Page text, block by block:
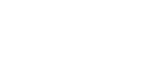
Abgabe eines Kommentars